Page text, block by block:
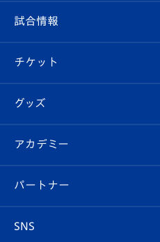
クラブ
試合情報
チケット
イベント
メディア
クラブ概要
エンブレム紹介
スタッフプロフィール
マスコット紹介
観戦ルール
はじめての観戦ガイド
Revive Team
ヴィヴィくんの長崎おもてな
試合情報
試合日程/結果
フォトギャラリー
スタジアムグルメ
チケット
チケット
V-LOVERS（ファンクラブ）
プレイヤーズスイート
グッズ
オンラインショップ
店舗情報
アカデミー
育成からのお知らせ
パートナー
SNS